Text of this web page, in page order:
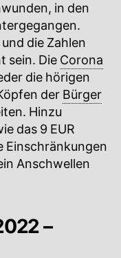
in den
die Zahlen
sein. Die Corona
die hörigen
der Bürger
Hinzu
das 9 EUR
Einschränkungen
Anschwellen
–